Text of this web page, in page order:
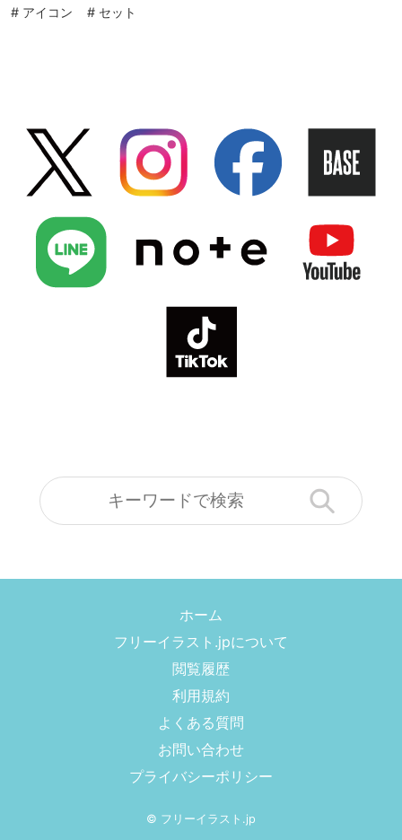
# アイコン # セット
ホーム
フリーイラスト.jpについて
閲覧履歴
利用規約
よくある質問
お問い合わせ
プライバシーポリシー
© フリーイラスト.jp